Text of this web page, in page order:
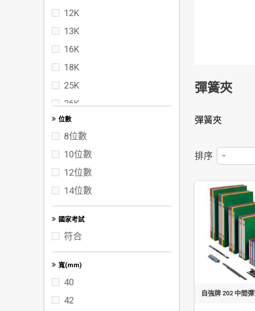
12K
13K
16K
18K
25K
36K
40K
50K
60K
72K
100K
位數
8位數
10位數
12位數
14位數
國家考試
符合
寬(mm)
40
42
彈簧夾
彈簧夾
排序 --
自強牌 202 中間